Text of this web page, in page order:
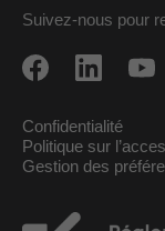
Suivez-nous pour
Confidentialité
Politique sur
Gestion des